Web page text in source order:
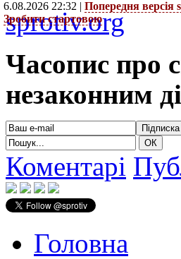
6.08.2026 22:32 | Попередня версія
Зробити стартовою
sprotiv.org
Часопис про
незаконним
Коментарі
Головна